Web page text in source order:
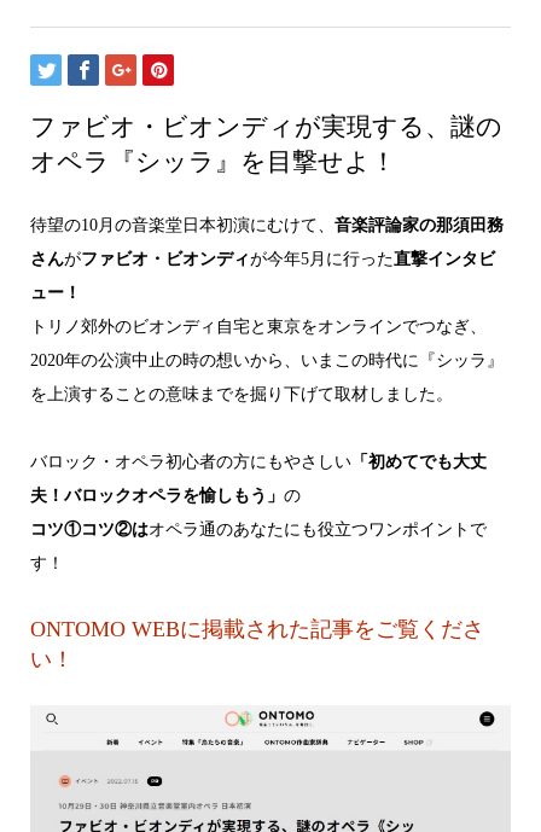
ファビオ・ビオンディが実現する、謎の
オペラ『シッラ』を目撃せよ！
待望の10月の音楽堂日本初演にむけて、 音楽評論家の那須田務
さんがファビオ・ビオンディが今年5月に行った直撃インタビ
ュー！
トリノ郊外のビオンディ自宅と東京をオンラインでつなぎ、
2020年の公演中止の時の想いから、いまこの時代に『シッラ』
を上演することの意味までを掘り下げて取材しました。
バロック・オペラ初心者の方にもやさしい「初めてでも大丈
夫！バロックオペラを愉しもう」 の
コツ①コツ②はオペラ通のあなたにも役立つワンポイントで
す！
ONTOMO WEBに掲載された記事をご覧くださ
い！